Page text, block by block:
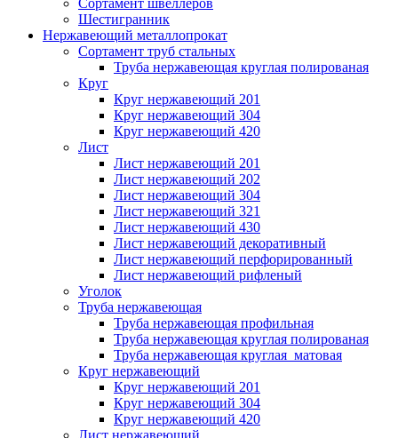
Сортамент швеллеров
Шестигранник
Нержавеющий металлопрокат
Сортамент труб стальных
Труба нержавеющая круглая полированая
Круг
Круг нержавеющий 201
Круг нержавеющий 304
Круг нержавеющий 420
Лист
Лист нержавеющий 201
Лист нержавеющий 202
Лист нержавеющий 304
Лист нержавеющий 321
Лист нержавеющий 430
Лист нержавеющий декоративный
Лист нержавеющий перфорированный
Лист нержавеющий рифленый
Уголок
Труба нержавеющая
Труба нержавеющая профильная
Труба нержавеющая круглая полированая
Труба нержавеющая круглая матовая
Круг нержавеющий
Круг нержавеющий 201
Круг нержавеющий 304
Круг нержавеющий 420
Лист нержавеющий